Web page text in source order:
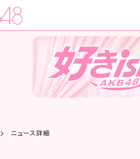
ニュース詳細